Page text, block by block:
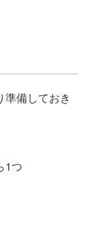
準備しておき
1つ